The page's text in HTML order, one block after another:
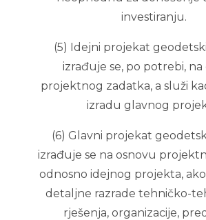
investiranju.
(5) Idejni projekat
izrađuje se, po potrebi, na
projektnog zadatka, a služi
izradu glavnog
(6) Glavni projekat
izrađuje se na osnovu
odnosno idejnog projekta,
detaljne razrade tehničko-
rješenja, organizacije,